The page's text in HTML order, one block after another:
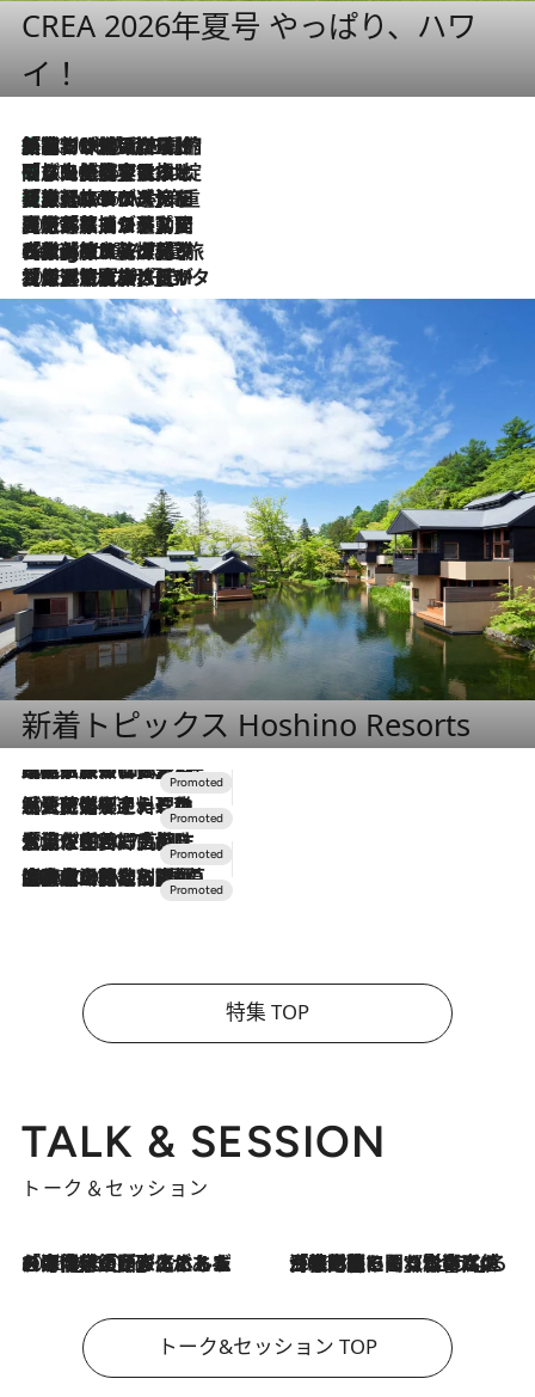
CREA 2026年夏号 やっぱり、ハワ
イ！
2026.8.6
「荷物が増えるほど旅ストレスは増す」美容ジャーナリストがたどり着いた最終結論。“化粧品を劇的に減らす”感動の凝縮美容とは
2026.8.6
「旅先には金髪ウィッグを持参」日本と同じメイクでは損してる!? 美容ジャーナリストが提案する“掟破りの旅美容”とは
2026.8.6
【厳選旅コスメ】「身軽さ＆UV対策重視！」ヘアアーティストshucoが選んだ夏旅ベストコスメを発表【Mサイズジップ】
2026.8.5
【厳選旅コスメ】国内をあちこち移動する河井菜摘が選んだ夏旅ベストコスメ発表！「リラックスアイテムはマスト」【Mサイズジップ】
2026.8.4
【厳選旅コスメ】「紫外線＆乾燥対策しながらメイク感も！」ヘア＆メイクGeorgeが選んだ夏旅ベストコスメを発表！【Mサイズジップ】
2026.8.3
【厳選旅コスメ】「保湿もタイパ重視！」“サウナ好き”タレント清水みさとが愛用する夏旅ベストコスメを発表！【Mサイズジップ】
新着トピックス Hoshino Resorts
2026.7.31
【ホテル帰省】という選択肢をOMOが提案。家族とほどよい距離を保つには「昼は実家、夜は気兼ねなくホテルで！」
2026.7.24
【夏限定ディナーコース】旬を迎える稚鮎や花ズッキーニなどをイタリア・トスカーナの郷土料理の手法で満喫！
2026.7.17
「土佐和ハーブかき氷」がOMO7高知に登場！生姜、山椒、大葉など目にも舌にも涼を呼ぶ郷土の味
2026.7.10
NEW OPEN！【界 草津】名湯の地に誕生。趣の異なる2種の温泉と上州ならではの会席・蕎麦割烹など美食を味わう究極の癒やし旅
特集 TOP
TALK & SESSION
トーク＆セッション
2026.8.3
「今後値上げがあるとすれば…」「リスクがあるのは今年の冬」エネルギー専門家が語る、ホルムズ海峡封鎖が家庭にもたらす“ある心配” 2026.8.3
「住宅建てられない…」「サーチャージ料の高値が続いている」ホルムズ海峡封鎖による影響はいつまで続く？《エネルギー専門家に聞く“どうなる日本の暮らし”》
トーク&セッション TOP